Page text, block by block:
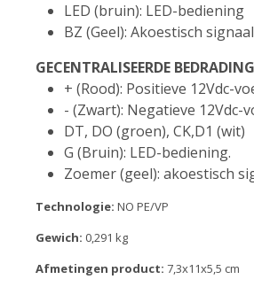
LED (bruin): LED-bediening
BZ (Geel): Akoestisch
GECENTRALISEERDE
+ (Rood): Positieve 12Vdc-
- (Zwart): Negatieve 12Vdc-
DT, DO (groen), CK,D1 (wit)
G (Bruin): LED-bediening.
Zoemer (geel): akoestisch
Technologie: NO PE/VP
Gewich: 0,291 kg
Afmetingen product: 7,3x11x5,5 cm